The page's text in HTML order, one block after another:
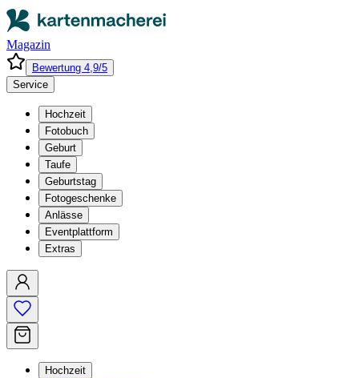
Magazin
Bewertung 4,9/5
Service
Hochzeit
Fotobuch
Geburt
Taufe
Geburtstag
Fotogeschenke
Anlässe
Eventplattform
Extras
Hochzeit